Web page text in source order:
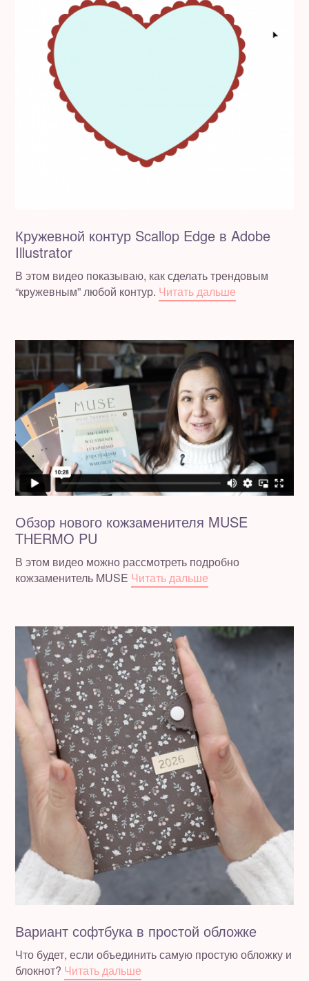
Кружевной контур Scallop Edge в Adobe
Illustrator
В этом видео показываю, как сделать трендовым
“кружевным” любой контур. Читать дальше
Обзор нового кожзаменителя MUSE
THERMO PU
В этом видео можно рассмотреть подробно
кожзаменитель MUSE Читать дальше
Вариант софтбука в простой обложке
Что будет, если объединить самую простую обложку и
блокнот? Читать дальше